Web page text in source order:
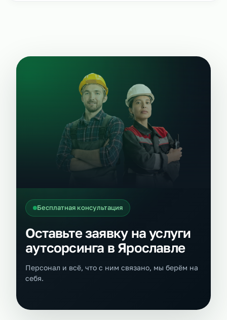
Бесплатная консультация
Оставьте заявку на услуги
аутсорсинга в Ярославле
Персонал и всё, что с ним связано, мы берём на
себя.